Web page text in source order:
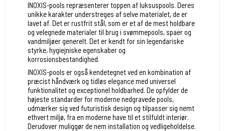
INOXIS-pools repræsenterer toppen af luksuspools. Deres
unikke karakter understreges af selve materialet, de er
lavet af. Det er rustfrit stål, som er et af de mest holdbare
og velegnede materialer til brug i svømmepools, spaer og
vandmiljøer generelt. Det er kendt for sin legendariske
styrke, hygiejniske egenskaber og
korrosionsbestandighed.
INOXIS-pools er også kendetegnet ved en kombination af
præcist håndværk og tidløs elegance med universel
funktionalitet og exceptionel holdbarhed. De opfylder de
højeste standarder for moderne nedgravede pools,
udmærker sig ved futuristisk design og tilpasser sig nemt
ethvert miljø, fra en moderne have til et stilfuldt interiør.
Derudover muliggør de nem installation og vedligeholdelse.